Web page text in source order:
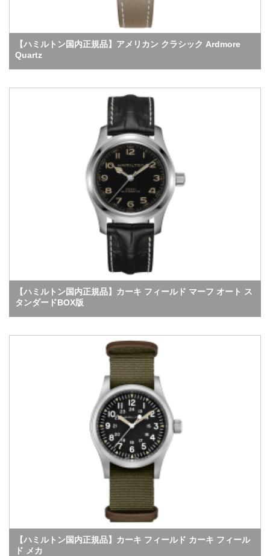
【ハミルトン国内正規品】アメリカン クラシック Ardmore
Quartz
【ハミルトン国内正規品】カーキ フィールド マーフ オート ス
タンダードBOX版
【ハミルトン国内正規品】カーキ フィールド カーキ フィール
ド メカ